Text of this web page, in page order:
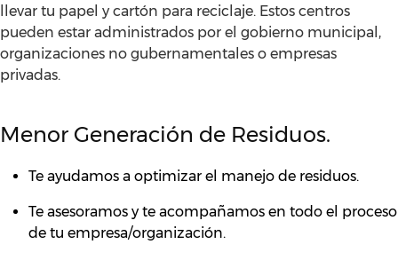
llevar tu papel y cartón para reciclaje. Estos centros
pueden estar administrados por el gobierno municipal,
organizaciones no gubernamentales o empresas
privadas.
Menor Generación de Residuos.
Te ayudamos a optimizar el manejo de residuos.
Te asesoramos y te acompañamos en todo el proceso
de tu empresa/organización.